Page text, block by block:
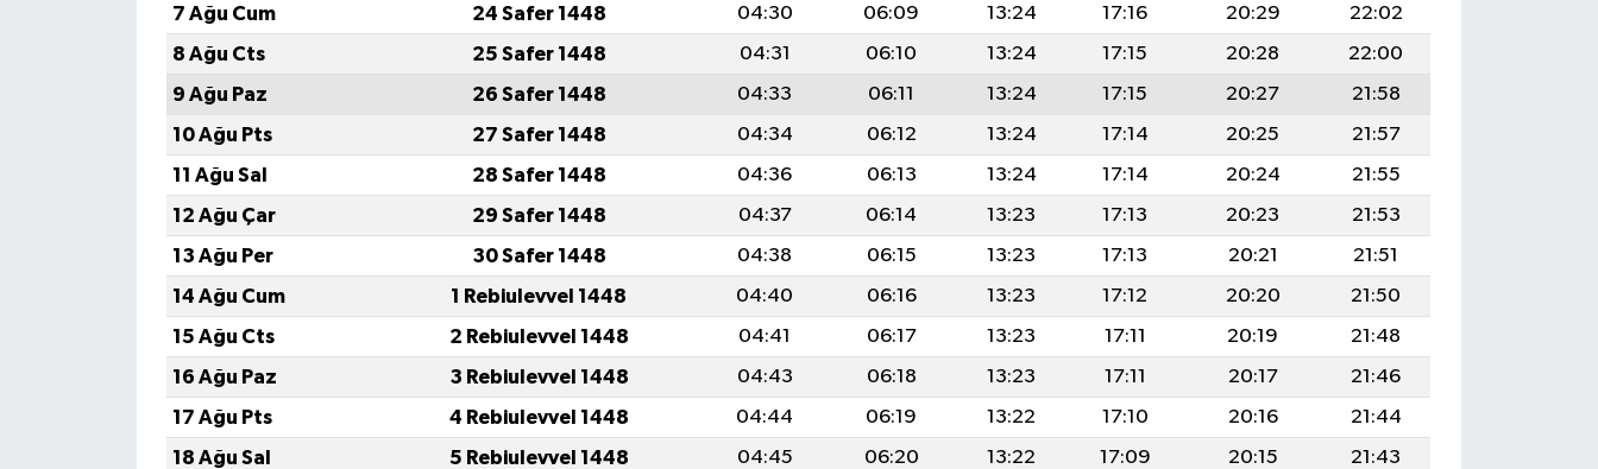
7 Ağu Cum
24 Safer 1448 04:30 06:09 13:24 17:16 20:29
22:02
8 Ağu Cts
25 Safer 1448 04:31 06:10 13:24 17:15 20:28
22:00
9 Ağu Paz
26 Safer 1448 04:33 06:11 13:24 17:15 20:27
21:58
10 Ağu Pts
27 Safer 1448 04:34 06:12 13:24 17:14 20:25
21:57
11 Ağu Sal
28 Safer 1448 04:36 06:13 13:24 17:14 20:24
21:55
12 Ağu Çar
29 Safer 1448 04:37 06:14 13:23 17:13 20:23
21:53
13 Ağu Per
30 Safer 1448 04:38 06:15 13:23 17:13 20:21
21:51
14 Ağu Cum
1 Rebiulevvel 1448 04:40 06:16 13:23 17:12 20:20
21:50
15 Ağu Cts
2 Rebiulevvel 1448 04:41 06:17 13:23 17:11 20:19
21:48
16 Ağu Paz
3 Rebiulevvel 1448 04:43 06:18 13:23 17:11 20:17
21:46
17 Ağu Pts
4 Rebiulevvel 1448 04:44 06:19 13:22 17:10 20:16
21:44
18 Ağu Sal
5 Rebiulevvel 1448 04:45 06:20 13:22 17:09 20:15
21:43